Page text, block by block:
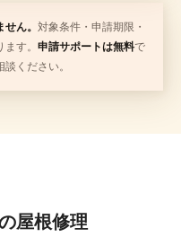
ん。 対象条件・申請期限・
す。 申請サポートは無料で
ください。
屋根修理